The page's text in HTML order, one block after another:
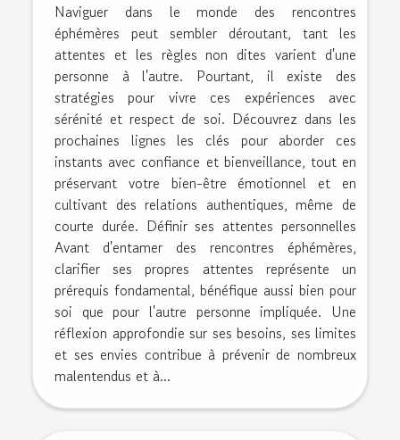
Naviguer dans le monde des rencontres
éphémères peut sembler déroutant, tant les
attentes et les règles non dites varient d'une
personne à l'autre. Pourtant, il existe des
stratégies pour vivre ces expériences avec
sérénité et respect de soi. Découvrez dans les
prochaines lignes les clés pour aborder ces
instants avec confiance et bienveillance, tout en
préservant votre bien-être émotionnel et en
cultivant des relations authentiques, même de
courte durée. Définir ses attentes personnelles
Avant d'entamer des rencontres éphémères,
clarifier ses propres attentes représente un
prérequis fondamental, bénéfique aussi bien pour
soi que pour l'autre personne impliquée. Une
réflexion approfondie sur ses besoins, ses limites
et ses envies contribue à prévenir de nombreux
malentendus et à...